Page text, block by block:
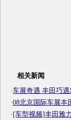
相关新闻
·车展奇遇 丰田巧
·08北京国际车展丰
·[车型视频]丰田雅